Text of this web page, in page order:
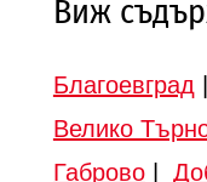
Виж
Благоевград
Велико
Габрово|